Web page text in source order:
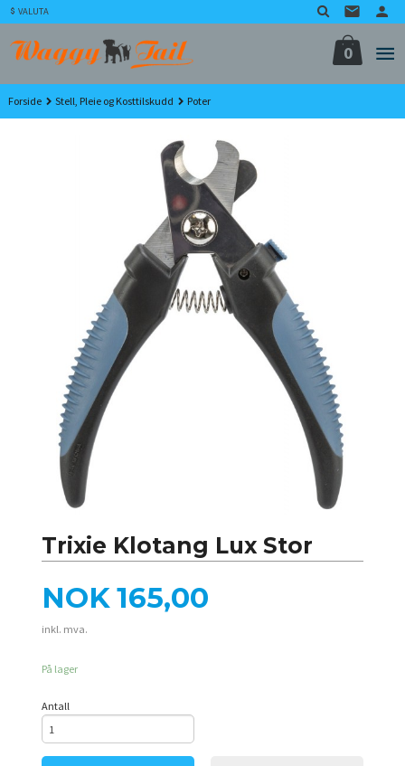
Gå
til
innholdet
VALUTA
0
Forside Stell, Pleie og Kosttilskudd Poter
Trixie Klotang Lux Stor
Pris
NOK165,00
inkl. mva.
På lager
Antall